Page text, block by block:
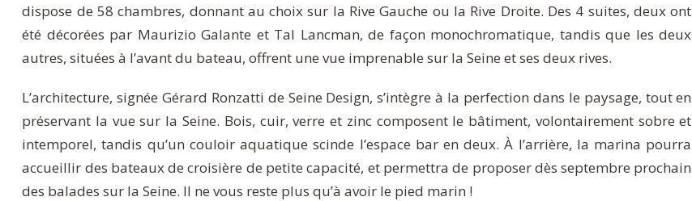
dispose de 58 chambres, donnant au choix sur la Rive Gauche ou la Rive Droite. Des 4 suites, deux ont
été décorées par Maurizio Galante et Tal Lancman, de façon monochromatique, tandis que les deux
autres, situées à l’avant du bateau, offrent une vue imprenable sur la Seine et ses deux rives.
L’architecture, signée Gérard Ronzatti de Seine Design, s’intègre à la perfection dans le paysage, tout en
préservant la vue sur la Seine. Bois, cuir, verre et zinc composent le bâtiment, volontairement sobre et
intemporel, tandis qu’un couloir aquatique scinde l’espace bar en deux. À l’arrière, la marina pourra
accueillir des bateaux de croisière de petite capacité, et permettra de proposer dès septembre prochain
des balades sur la Seine. Il ne vous reste plus qu’à avoir le pied marin !